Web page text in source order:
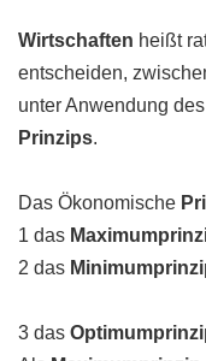
Wirtschaften heißt
entscheiden,
unter Anwendung
Prinzips.
Das Ökonomische
1 das
2 das
3 das